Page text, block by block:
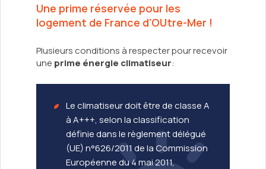
Une prime réservée pour les
logement de France d'OUtre-Mer !
Plusieurs conditions à respecter pour recevoir
une prime énergie climatiseur:
Le climatiseur doit être de classe A
à A+++, selon la classification
définie dans le règlement délégué
(UE) n°626/2011 de la Commission
Européenne du 4 mai 2011,